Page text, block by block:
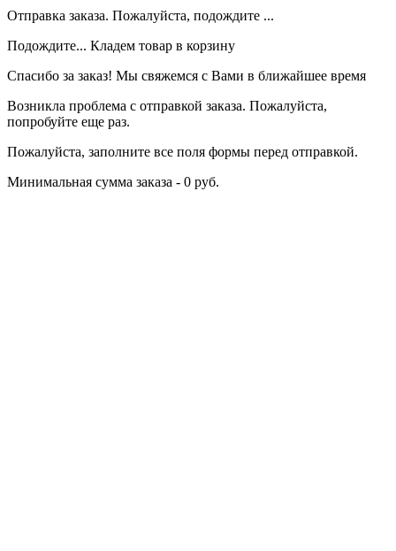
Отправка заказа. Пожалуйста, подождите ...
Подождите... Кладем товар в корзину
Спасибо за заказ! Мы свяжемся с Вами в ближайшее время
Возникла проблема с отправкой заказа. Пожалуйста,
попробуйте еще раз.
Пожалуйста, заполните все поля формы перед отправкой.
Минимальная сумма заказа - 0 руб.